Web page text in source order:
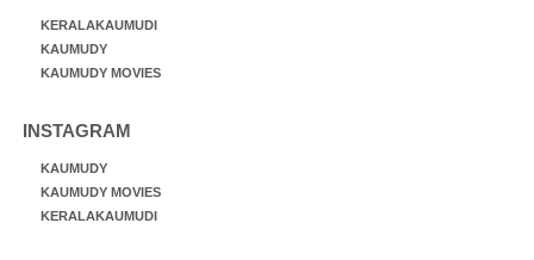
KERALAKAUMUDI
KAUMUDY
KAUMUDY MOVIES
INSTAGRAM
KAUMUDY
KAUMUDY MOVIES
KERALAKAUMUDI